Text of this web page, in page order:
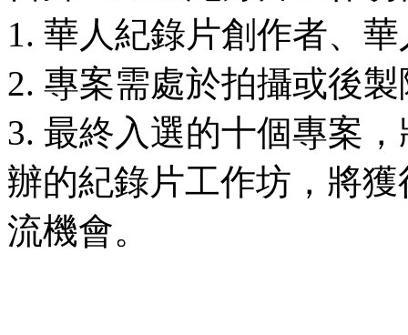
1. 華人紀錄片創作者、
2. 專案需處於拍攝或後
3. 最終入選的十個專案
辦的紀錄片工作坊，將
流機會。